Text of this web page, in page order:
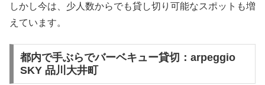
しかし今は、少人数からでも貸し切り可能なスポットも増
えています。
都内で手ぶらでバーベキュー貸切：arpeggio
SKY 品川大井町